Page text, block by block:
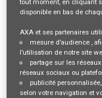
Description du poste
VOTRE RÔLE
Vous êtes en
tout moment, en cliquant
disponible en bas de
AXA et ses partenaires
mesure d’audience ,
l’utilisation de notre site
partage sur les
réseaux sociaux ou
publicité personnalisée
selon votre navigation et